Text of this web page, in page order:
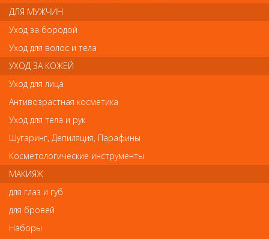
Нет в наличии
В закладки
дизайна.
Отзывы
Ваш отзыв станет первым
Напишите свой отзыв
Комментарий
ДЛЯ МУЖЧИН
Уход за бородой
Уход для волос и тела
УХОД ЗА КОЖЕЙ
Уход для лица
Антивозрастная косметика
Уход для тела и рук
Шугаринг, Депиляция, Парафины
Косметологические инструменты
МАКИЯЖ
для глаз и губ
для бровей
Наборы